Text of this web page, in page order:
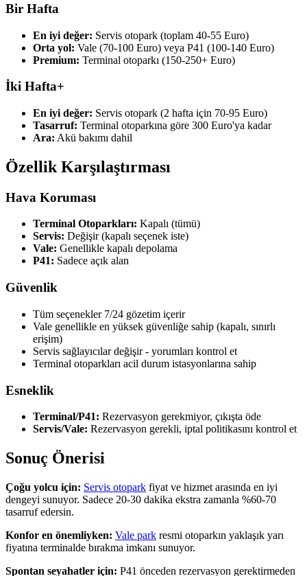
Bir Hafta
En iyi değer: Servis otopark (toplam 40-55 Euro)
Orta yol: Vale (70-100 Euro) veya P41 (100-140 Euro)
Premium: Terminal otoparkı (150-250+ Euro)
İki Hafta+
En iyi değer: Servis otopark (2 hafta için 70-95 Euro)
Tasarruf: Terminal otoparkına göre 300 Euro'ya kadar
Ara: Akü bakımı dahil
Özellik Karşılaştırması
Hava Koruması
Terminal Otoparkları: Kapalı (tümü)
Servis: Değişir (kapalı seçenek iste)
Vale: Genellikle kapalı depolama
P41: Sadece açık alan
Güvenlik
Tüm seçenekler 7/24 gözetim içerir
Vale genellikle en yüksek güvenliğe sahip (kapalı, sınırlı
erişim)
Servis sağlayıcılar değişir - yorumları kontrol et
Terminal otoparkları acil durum istasyonlarına sahip
Esneklik
Terminal/P41: Rezervasyon gerekmiyor, çıkışta öde
Servis/Vale: Rezervasyon gerekli, iptal politikasını kontrol et
Sonuç Önerisi
Çoğu yolcu için: Servis otopark fiyat ve hizmet arasında en iyi
dengeyi sunuyor. Sadece 20-30 dakika ekstra zamanla %60-70
tasarruf edersin.
Konfor en önemliyken: Vale park resmi otoparkın yaklaşık yarı
fiyatına terminalde bırakma imkanı sunuyor.
Spontan seyahatler için: P41 önceden rezervasyon gerektirmeden